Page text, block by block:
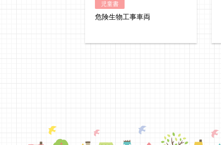
児童書
危険生物工事車両